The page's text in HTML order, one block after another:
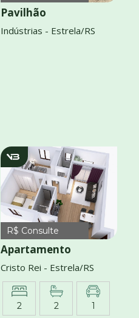
Pavilhão
Indústrias - Estrela/RS
v3794
R$ Consulte
Apartamento
Cristo Rei - Estrela/RS
2 2 1